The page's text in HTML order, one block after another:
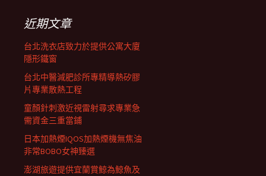
近期文章
台北洗衣店致力於提供公寓大廈
隱形鐵窗
台北中醫減肥診所專精導熱矽膠
片專業散熱工程
童顏針刺激近視雷射尋求專業急
需資金三重當鋪
日本加熱煙IQOS加熱煙機無焦油
非常BOBO女神臻選
澎湖旅遊提供宜蘭賞鯨為鯨魚及